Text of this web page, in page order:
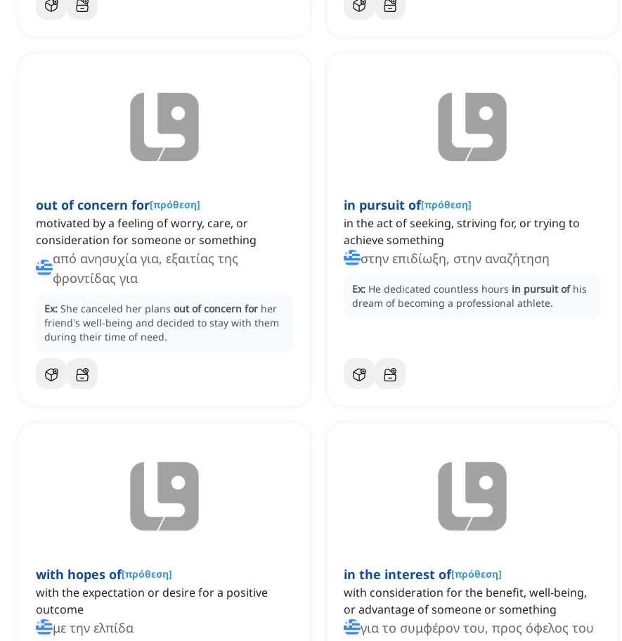
out of concern for[πρόθεση]
motivated by a feeling of worry, care, or
consideration for someone or something
από ανησυχία για, εξαιτίας της
φροντίδας για
Ex: She canceled her plans out of concern for her
friend's well-being and decided to stay with them
during their time of need.
in pursuit of[πρόθεση]
in the act of seeking, striving for, or trying to
achieve something
στην επιδίωξη, στην αναζήτηση
Ex: He dedicated countless hours in pursuit of his
dream of becoming a professional athlete.
with hopes of[πρόθεση]
with the expectation or desire for a positive
outcome
με την ελπίδα
in the interest of[πρόθεση]
with consideration for the benefit, well-being,
or advantage of someone or something
για το συμφέρον του, προς όφελος του